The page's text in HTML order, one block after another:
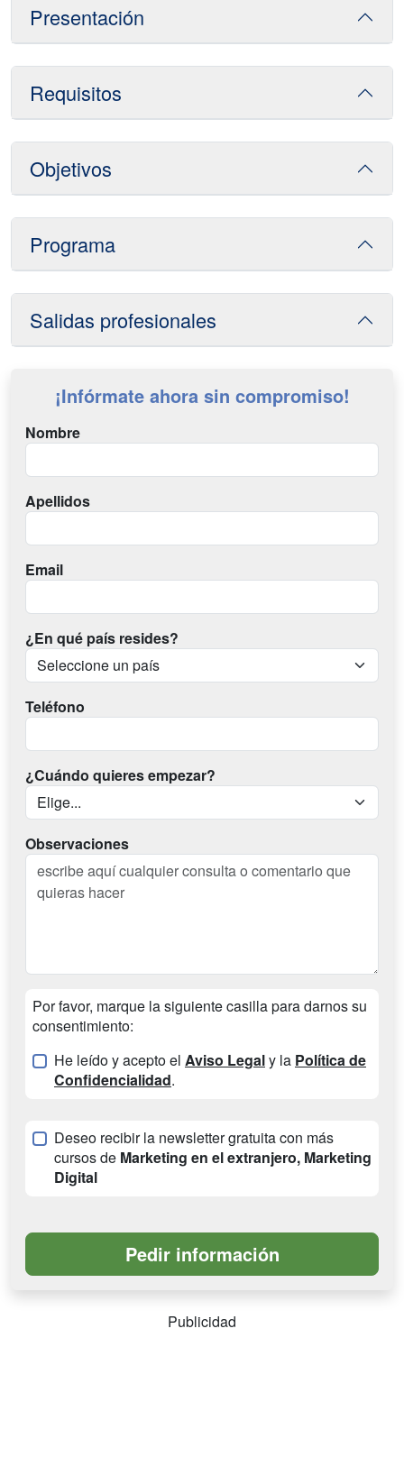
Presentación
Requisitos
Objetivos
Programa
Salidas profesionales
¡Infórmate ahora sin compromiso!
Nombre
Apellidos
Email
¿En qué país resides?
Teléfono
¿Cuándo quieres empezar?
Observaciones
Por favor, marque la siguiente casilla para darnos su
consentimiento:
He leído y acepto el Aviso Legaly la Política de
Confidencialidad.
Deseo recibir la newsletter gratuita con más
cursos de Marketing en el extranjero, Marketing
Digital
Publicidad